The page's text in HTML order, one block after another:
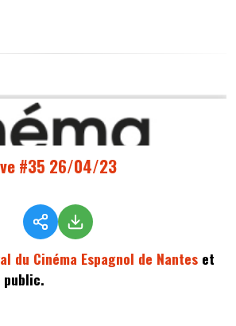
#35 26/04/23
du Cinéma Espagnol de Nantes et